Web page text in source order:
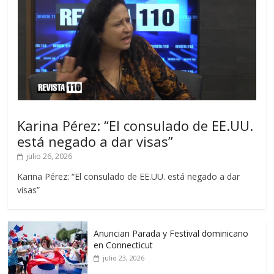
Karina Pérez: “El consulado de EE.UU.
está negado a dar visas”
julio 26, 2026
Karina Pérez: “El consulado de EE.UU. está negado a dar
visas”
Anuncian Parada y Festival dominicano
en Connecticut
julio 23, 2026